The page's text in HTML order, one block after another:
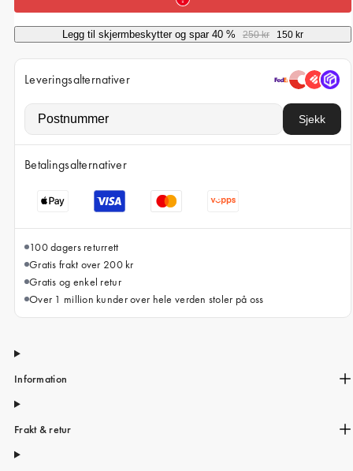
iPhone 15
iPhone 14 Pro
iPhone 14
iPhone 13 Pro
iPhone 13
Alle telefonmodeller
Legg til skjermbeskytter og spar 40 % 250 kr 150 kr
Leveringsalternativer
Sjekk
Betalingsalternativer
100 dagers returrett
Gratis frakt over 200 kr
Gratis og enkel retur
Over 1 million kunder over hele verden stoler på oss
Information
Frakt & retur